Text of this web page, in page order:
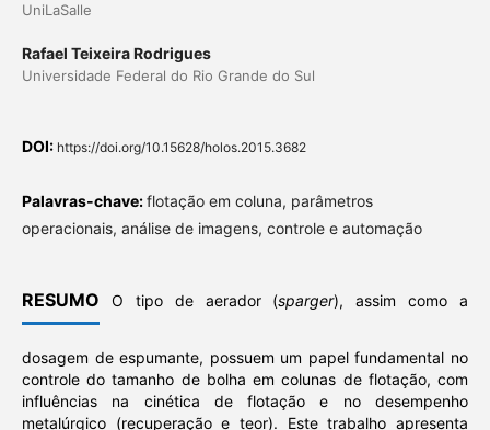
UniLaSalle
Rafael Teixeira Rodrigues
Universidade Federal do Rio Grande do Sul
DOI: https://doi.org/10.15628/holos.2015.3682
Palavras-chave:flotação em coluna, parâmetros
operacionais, análise de imagens, controle e automação
RESUMO O tipo de aerador (sparger), assim como a
dosagem de espumante, possuem um papel fundamental no
controle do tamanho de bolha em colunas de flotação, com
influências na cinética de flotação e no desempenho
metalúrgico (recuperação e teor). Este trabalho apresenta